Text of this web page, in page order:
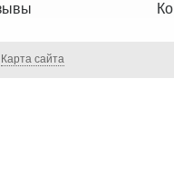
Карта сайта